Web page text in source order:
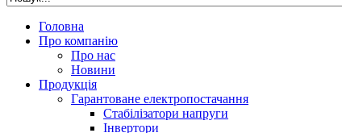
Головна
Про компанію
Про нас
Новини
Продукція
Гарантоване електропостачання
Стабілізатори напруги
Інвертори